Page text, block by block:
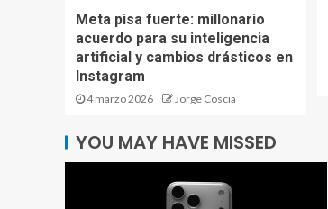
Meta pisa fuerte: millonario
acuerdo para su inteligencia
artificial y cambios drásticos en
Instagram
4 marzo 2026 Jorge Coscia
YOU MAY HAVE MISSED